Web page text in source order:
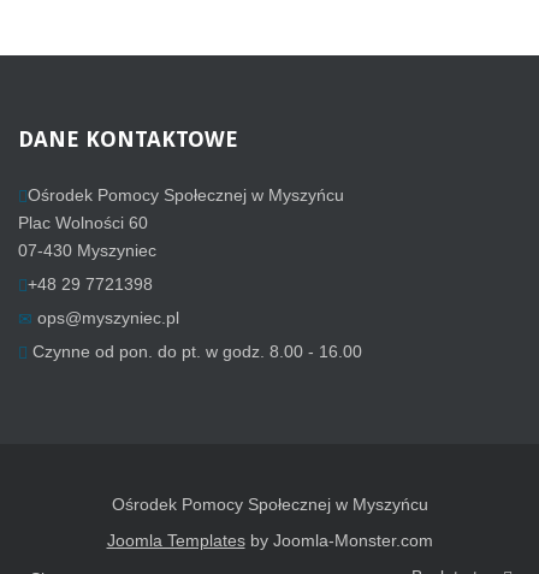
DANE KONTAKTOWE
Ośrodek Pomocy Społecznej w Myszyńcu
Plac Wolności 60
07-430 Myszyniec
+48 29 7721398
ops@myszyniec.pl
Czynne od pon. do pt. w godz. 8.00 - 16.00
Ośrodek Pomocy Społecznej w Myszyńcu
Joomla Templatesby Joomla-Monster.com